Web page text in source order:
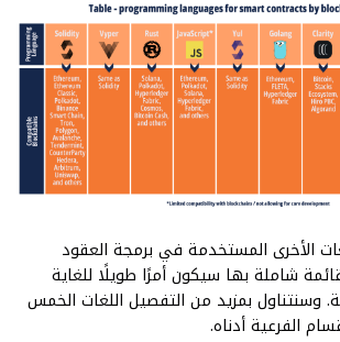
الأخرى المستخدمة في برمجة العقود
شاملة بها سيكون أمرًا طويلًا للغاية
وسنتناول بمزيد من التفصيل اللغات الخمس
الفرعية أدناه.